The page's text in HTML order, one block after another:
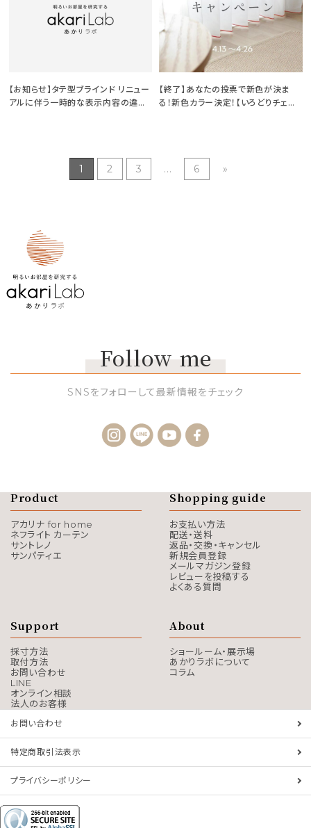
【お知らせ】タテ型ブラインド リニュー
アルに伴う一時的な表示内容の違い
【終了】あなたの投票で新色が決ま
る！新色カラー決定！【いろどりチェー
1 2 3 ... 6 »
Follow me
SNSをフォローして最新情報をチェック
Product
アカリナ for home
ネフライト カーテン
サントレノ
サンパティエ
Shopping guide
お支払い方法
配送・送料
返品・交換・キャンセル
新規会員登録
メールマガジン登録
レビューを投稿する
よくある質問
Support
採寸方法
取付方法
お問い合わせ
LINE
オンライン相談
法人のお客様
About
ショールーム・展示場
あかりラボについて
コラム
お問い合わせ
特定商取引法表示
プライバシーポリシー